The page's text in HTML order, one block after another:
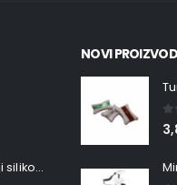
Šetač HOLO srednji silikonska Ribica Belgrade Walker
NOVI
0